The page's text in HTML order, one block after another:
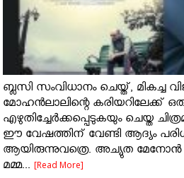
ബ്ലസി സംവിധാനം ചെയ്ത്, മികച്ച
മോഹന്‍ലാലിന്റെ കരിയറിലേക്ക്
എഴുതിച്ചേർക്കപ്പെടുകയും ചെയ്ത
ഈ വേഷത്തിന് വേണ്ടി ആദ്യം
ആയിരുന്നുവത്രെ. അച്യുത മേനോൻ
മമ്മ...[Read More]